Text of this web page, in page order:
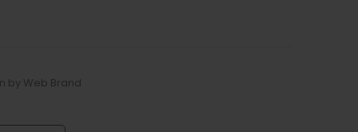
by Web Brand